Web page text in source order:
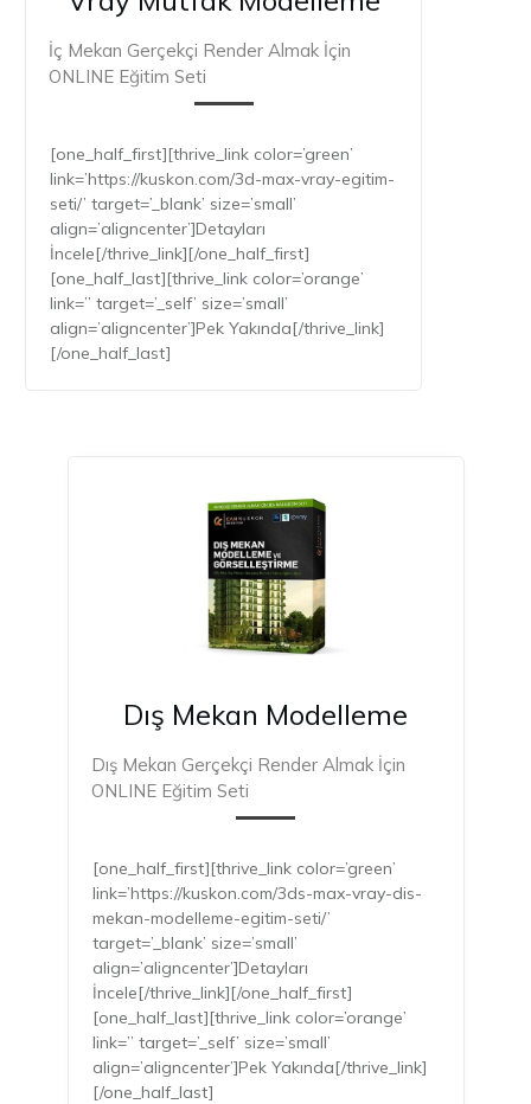
İç Mekan Gerçekçi Render Almak İçin
ONLINE Eğitim Seti
[one_half_first][thrive_link color=’green’
link=’https://kuskon.com/3d-max-vray-egitim-
seti/’ target=’_blank’ size=’small’
align=’aligncenter’]Detayları
İncele[/thrive_link][/one_half_first]
[one_half_last][thrive_link color=’orange’
link=” target=’_self’ size=’small’
align=’aligncenter’]Pek Yakında[/thrive_link]
[/one_half_last]
Dış Mekan Modelleme
Dış Mekan Gerçekçi Render Almak İçin
ONLINE Eğitim Seti
[one_half_first][thrive_link color=’green’
link=’https://kuskon.com/3ds-max-vray-dis-
mekan-modelleme-egitim-seti/’
target=’_blank’ size=’small’
align=’aligncenter’]Detayları
İncele[/thrive_link][/one_half_first]
[one_half_last][thrive_link color=’orange’
link=” target=’_self’ size=’small’
align=’aligncenter’]Pek Yakında[/thrive_link]
[/one_half_last]